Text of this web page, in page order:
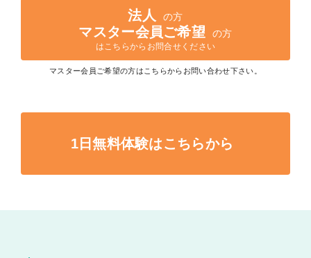
法人 の方
マスター会員ご希望 の方
はこちらから お問合せください
マスター会員ご希望の方はこちらからお問い合わせ下さい。
1日無料体験はこちらから